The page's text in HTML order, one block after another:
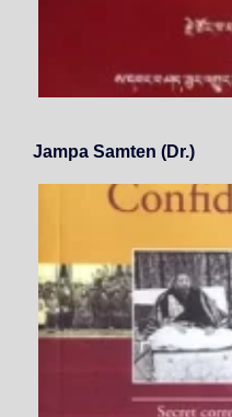
Jampa Samten (Dr.)